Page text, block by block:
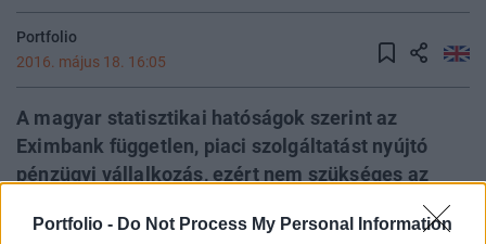
Portfolio - Do Not Process My Personal Information
Portfolio
2016. május 18. 16:05
A magyar statisztikai hatóságok szerint az
Eximbank független, piaci szolgáltatást nyújtó
pénzügyi vállalkozás, ezért nem szükséges az
államháztartási körön belülre elszámolni. Ezt az
érvelést azonban az Eurostat szakemberei pontról